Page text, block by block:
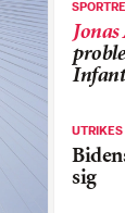
Jonas
UTRIKES
sig